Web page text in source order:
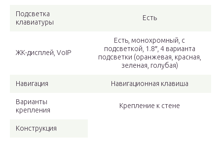
Подсветка
клавиатуры
Есть
ЖК-дисплей, VoIP
Есть, монохромный, с
подсветкой, 1.8″, 4 варианта
подсветки (оранжевая, красная,
зеленая, голубая)
Навигация Навигационная клавиша
Варианты
крепления
Крепление к стене
Конструкция